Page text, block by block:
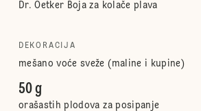
Dr. Oetker Boja za kolače plava
DEKORACIJA
mešano voće sveže (maline i kupine)
50 g
orašastih plodova za posipanje